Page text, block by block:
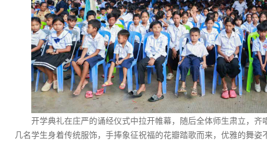
开学典礼在庄严的诵经仪式中拉开帷幕，随后全体师生肃立，齐
几名学生身着传统服饰，手捧象征祝福的花瓣踏歌而来，优雅的舞